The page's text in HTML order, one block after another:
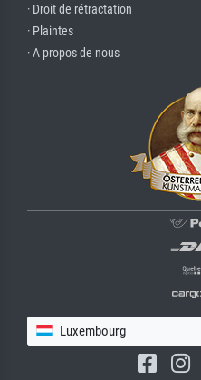
· Droit de rétractation
· Plaintes
· A propos de nous
Luxembourg